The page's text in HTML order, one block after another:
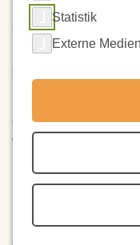
05.04.2023
Workshop
Treffender konnte es
Vitale in der Schule
Kinder sich in
Ich möchte mit
Statistik
Externe Medien